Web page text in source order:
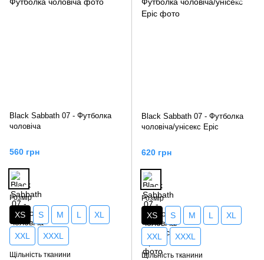
Black Sabbath 07 - Футболка
чоловіча
560 грн
Розмір
XS S M L XL
XXL XXXL
Щільність тканини
Black Sabbath 07 - Футболка
чоловіча/унісекс Epic
620 грн
Розмір
XS S M L XL
XXL XXXL
Щільність тканини